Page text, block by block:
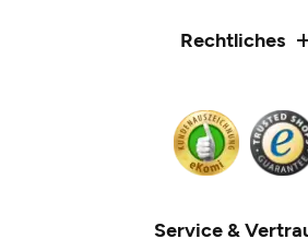
Rechtliches
Service &